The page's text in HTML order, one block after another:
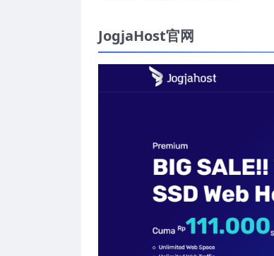
JogjaHost官网